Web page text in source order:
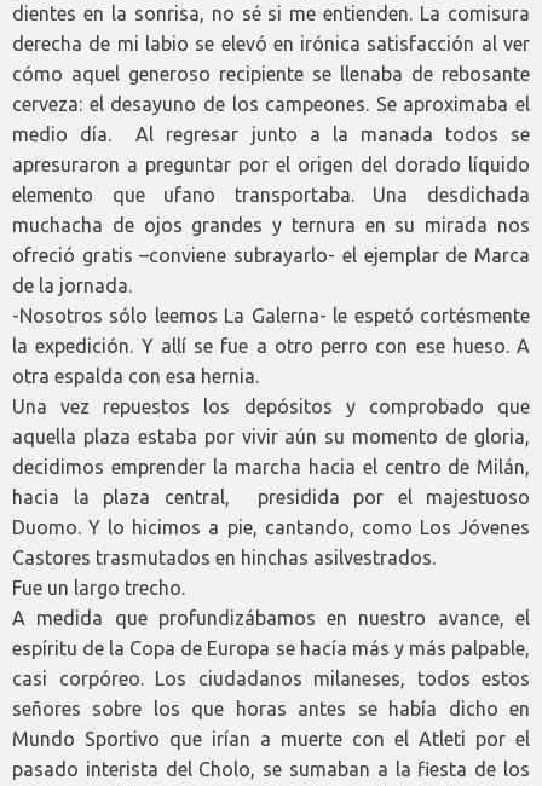
dientes en la sonrisa, no sé si me entienden. La comisura
derecha de mi labio se elevó en irónica satisfacción al ver
cómo aquel generoso recipiente se llenaba de rebosante
cerveza: el desayuno de los campeones. Se aproximaba el
medio día. Al regresar junto a la manada todos se
apresuraron a preguntar por el origen del dorado líquido
elemento que ufano transportaba. Una desdichada
muchacha de ojos grandes y ternura en su mirada nos
ofreció gratis –conviene subrayarlo- el ejemplar de Marca
de la jornada.
-Nosotros sólo leemos La Galerna- le espetó cortésmente
la expedición. Y allí se fue a otro perro con ese hueso. A
otra espalda con esa hernia.
Una vez repuestos los depósitos y comprobado que
aquella plaza estaba por vivir aún su momento de gloria,
decidimos emprender la marcha hacia el centro de Milán,
hacia la plaza central, presidida por el majestuoso
Duomo. Y lo hicimos a pie, cantando, como Los Jóvenes
Castores trasmutados en hinchas asilvestrados.
Fue un largo trecho.
A medida que profundizábamos en nuestro avance, el
espíritu de la Copa de Europa se hacía más y más palpable,
casi corpóreo. Los ciudadanos milaneses, todos estos
señores sobre los que horas antes se había dicho en
Mundo Sportivo que irían a muerte con el Atleti por el
pasado interista del Cholo, se sumaban a la fiesta de los